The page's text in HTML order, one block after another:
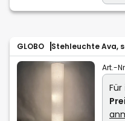
GLOBO Stehleuchte Ava,
Art.-
Für